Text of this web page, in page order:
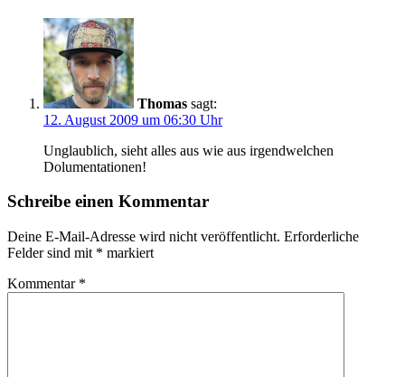
Thomas sagt:
12. August 2009 um 06:30 Uhr
Unglaublich, sieht alles aus wie aus irgendwelchen
Dolumentationen!
Schreibe einen Kommentar
Deine E-Mail-Adresse wird nicht veröffentlicht. Erforderliche
Felder sind mit * markiert
Kommentar *